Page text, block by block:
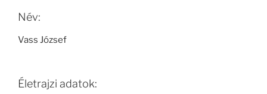
Név:
Vass József
Életrajzi adatok: